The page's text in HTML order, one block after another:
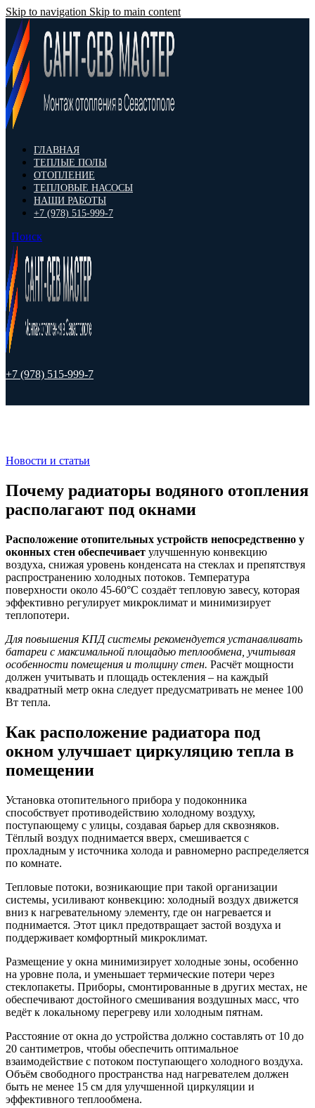
Skip to navigation Skip to main content
ГЛАВНАЯ
ТЕПЛЫЕ ПОЛЫ
ОТОПЛЕНИЕ
ТЕПЛОВЫЕ НАСОСЫ
НАШИ РАБОТЫ
+7 (978) 515-999-7
Поиск
+7 (978) 515-999-7
Новости и статьи
Почему радиаторы водяного отопления
располагают под окнами
Расположение отопительных устройств непосредственно у
оконных стен обеспечивает улучшенную конвекцию
воздуха, снижая уровень конденсата на стеклах и препятствуя
распространению холодных потоков. Температура
поверхности около 45-60°C создаёт тепловую завесу, которая
эффективно регулирует микроклимат и минимизирует
теплопотери.
Для повышения КПД системы рекомендуется устанавливать
батареи с максимальной площадью теплообмена, учитывая
особенности помещения и толщину стен. Расчёт мощности
должен учитывать и площадь остекления – на каждый
квадратный метр окна следует предусматривать не менее 100
Вт тепла.
Как расположение радиатора под
окном улучшает циркуляцию тепла в
помещении
Установка отопительного прибора у подоконника
способствует противодействию холодному воздуху,
поступающему с улицы, создавая барьер для сквозняков.
Тёплый воздух поднимается вверх, смешивается с
прохладным у источника холода и равномерно распределяется
по комнате.
Тепловые потоки, возникающие при такой организации
системы, усиливают конвекцию: холодный воздух движется
вниз к нагревательному элементу, где он нагревается и
поднимается. Этот цикл предотвращает застой воздуха и
поддерживает комфортный микроклимат.
Размещение у окна минимизирует холодные зоны, особенно
на уровне пола, и уменьшает термические потери через
стеклопакеты. Приборы, смонтированные в других местах, не
обеспечивают достойного смешивания воздушных масс, что
ведёт к локальному перегреву или холодным пятнам.
Расстояние от окна до устройства должно составлять от 10 до
20 сантиметров, чтобы обеспечить оптимальное
взаимодействие с потоком поступающего холодного воздуха.
Объём свободного пространства над нагревателем должен
быть не менее 15 см для улучшенной циркуляции и
эффективного теплообмена.